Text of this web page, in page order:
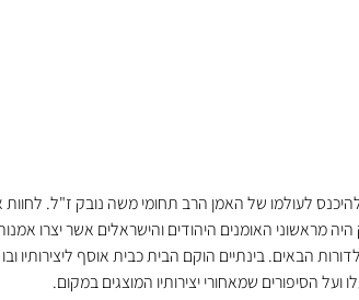
לעולמו של האמן הרב תחומי משה נובק ז"ל.
מראשוני האומנים היהודים והישראלים אשר יצרו אמנות
הבאים. בינתיים הוקם הבית כבית אוסף ליצירותיו
ועל הסיפורים שמאחורי יצירותיו המוצגים במקום.